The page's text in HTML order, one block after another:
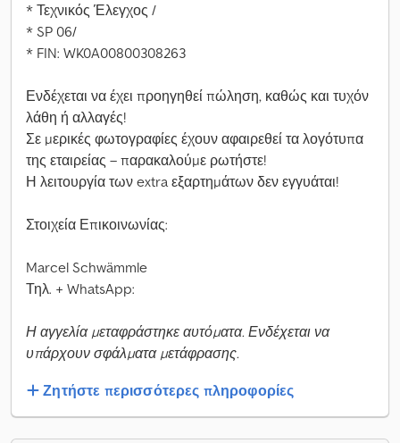
* Τεχνικός Έλεγχος /
* SP 06/
* FIN: WK0A00800308263
Ενδέχεται να έχει προηγηθεί πώληση, καθώς και τυχόν
λάθη ή αλλαγές!
Σε μερικές φωτογραφίες έχουν αφαιρεθεί τα λογότυπα
της εταιρείας – παρακαλούμε ρωτήστε!
Η λειτουργία των extra εξαρτημάτων δεν εγγυάται!
Στοιχεία Επικοινωνίας:
Marcel Schwämmle
Τηλ. + WhatsApp:
Η αγγελία μεταφράστηκε αυτόματα. Ενδέχεται να
υπάρχουν σφάλματα μετάφρασης.
Ζητήστε περισσότερες πληροφορίες